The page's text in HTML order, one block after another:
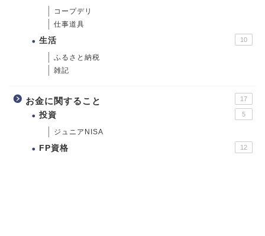
コープデリ
仕事道具
生活 10
ふるさと納税
雑記
お金に関すること 17
投資 5
ジュニアNISA
FP資格 12